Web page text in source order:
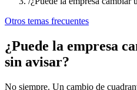
Otros temas frecuentes
¿Puede la empresa
sin avisar?
No siempre. Un cambio de